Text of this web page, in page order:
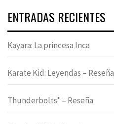
ENTRADAS RECIENTES
Kayara: La princesa Inca
Karate Kid: Leyendas – Reseña
Thunderbolts* – Reseña